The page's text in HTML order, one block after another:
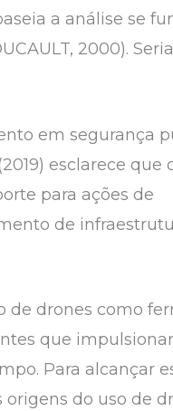
a análise se
2000).
em segurança
esclarece que
para ações de
de
de drones como
que
Para alcançar
do uso de